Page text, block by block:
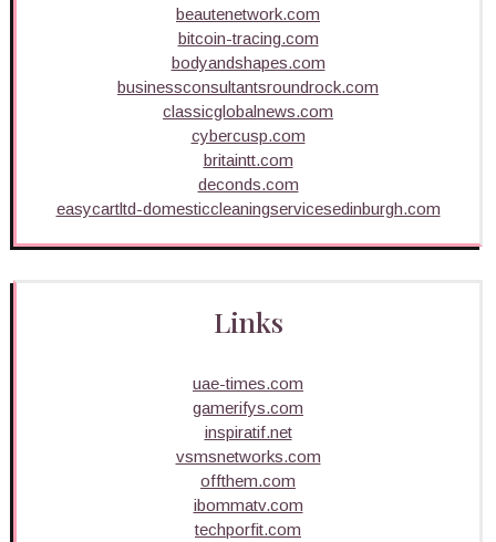
beautenetwork.com
bitcoin-tracing.com
bodyandshapes.com
businessconsultantsroundrock.com
classicglobalnews.com
cybercusp.com
britaintt.com
deconds.com
easycartltd-domesticcleaningservicesedinburgh.com
Links
uae-times.com
gamerifys.com
inspiratif.net
vsmsnetworks.com
offthem.com
ibommatv.com
techporfit.com